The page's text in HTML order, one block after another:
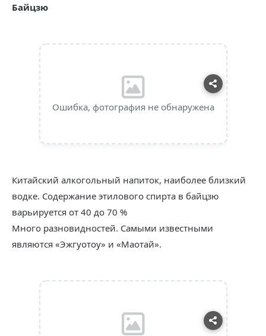
Байцзю
Ошибка, фотография не обнаружена
Китайский алкогольный напиток, наиболее близкий
водке. Содержание этилового спирта в байцзю
варьируется от 40 до 70 %
Много разновидностей. Самыми известными
являются «Эжгуотоу» и «Маотай».